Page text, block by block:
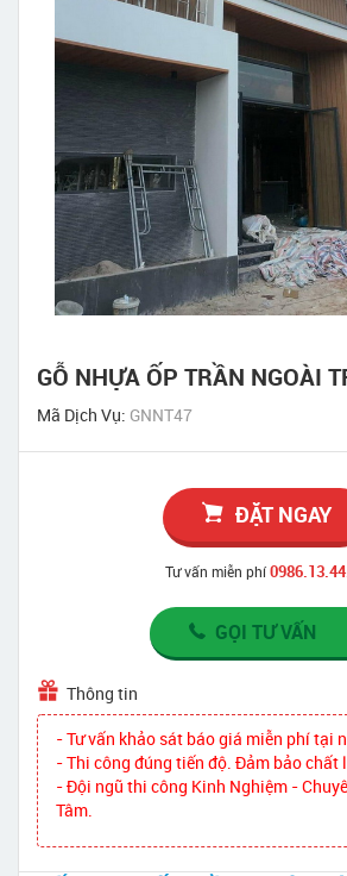
GỖ NHỰA ỐP TRẦN NGOÀI
Mã Dịch Vụ: GNNT47
ĐẶT NGAY
Tư vấn miễn phí
GỌI TƯ VẤN
Thông tin
- Tư vấn khảo sát báo giá miễn phí tại
- Thi công đúng tiến độ. Đảm bảo chất
- Đội ngũ thi công Kinh Nghiệm -
Tâm.